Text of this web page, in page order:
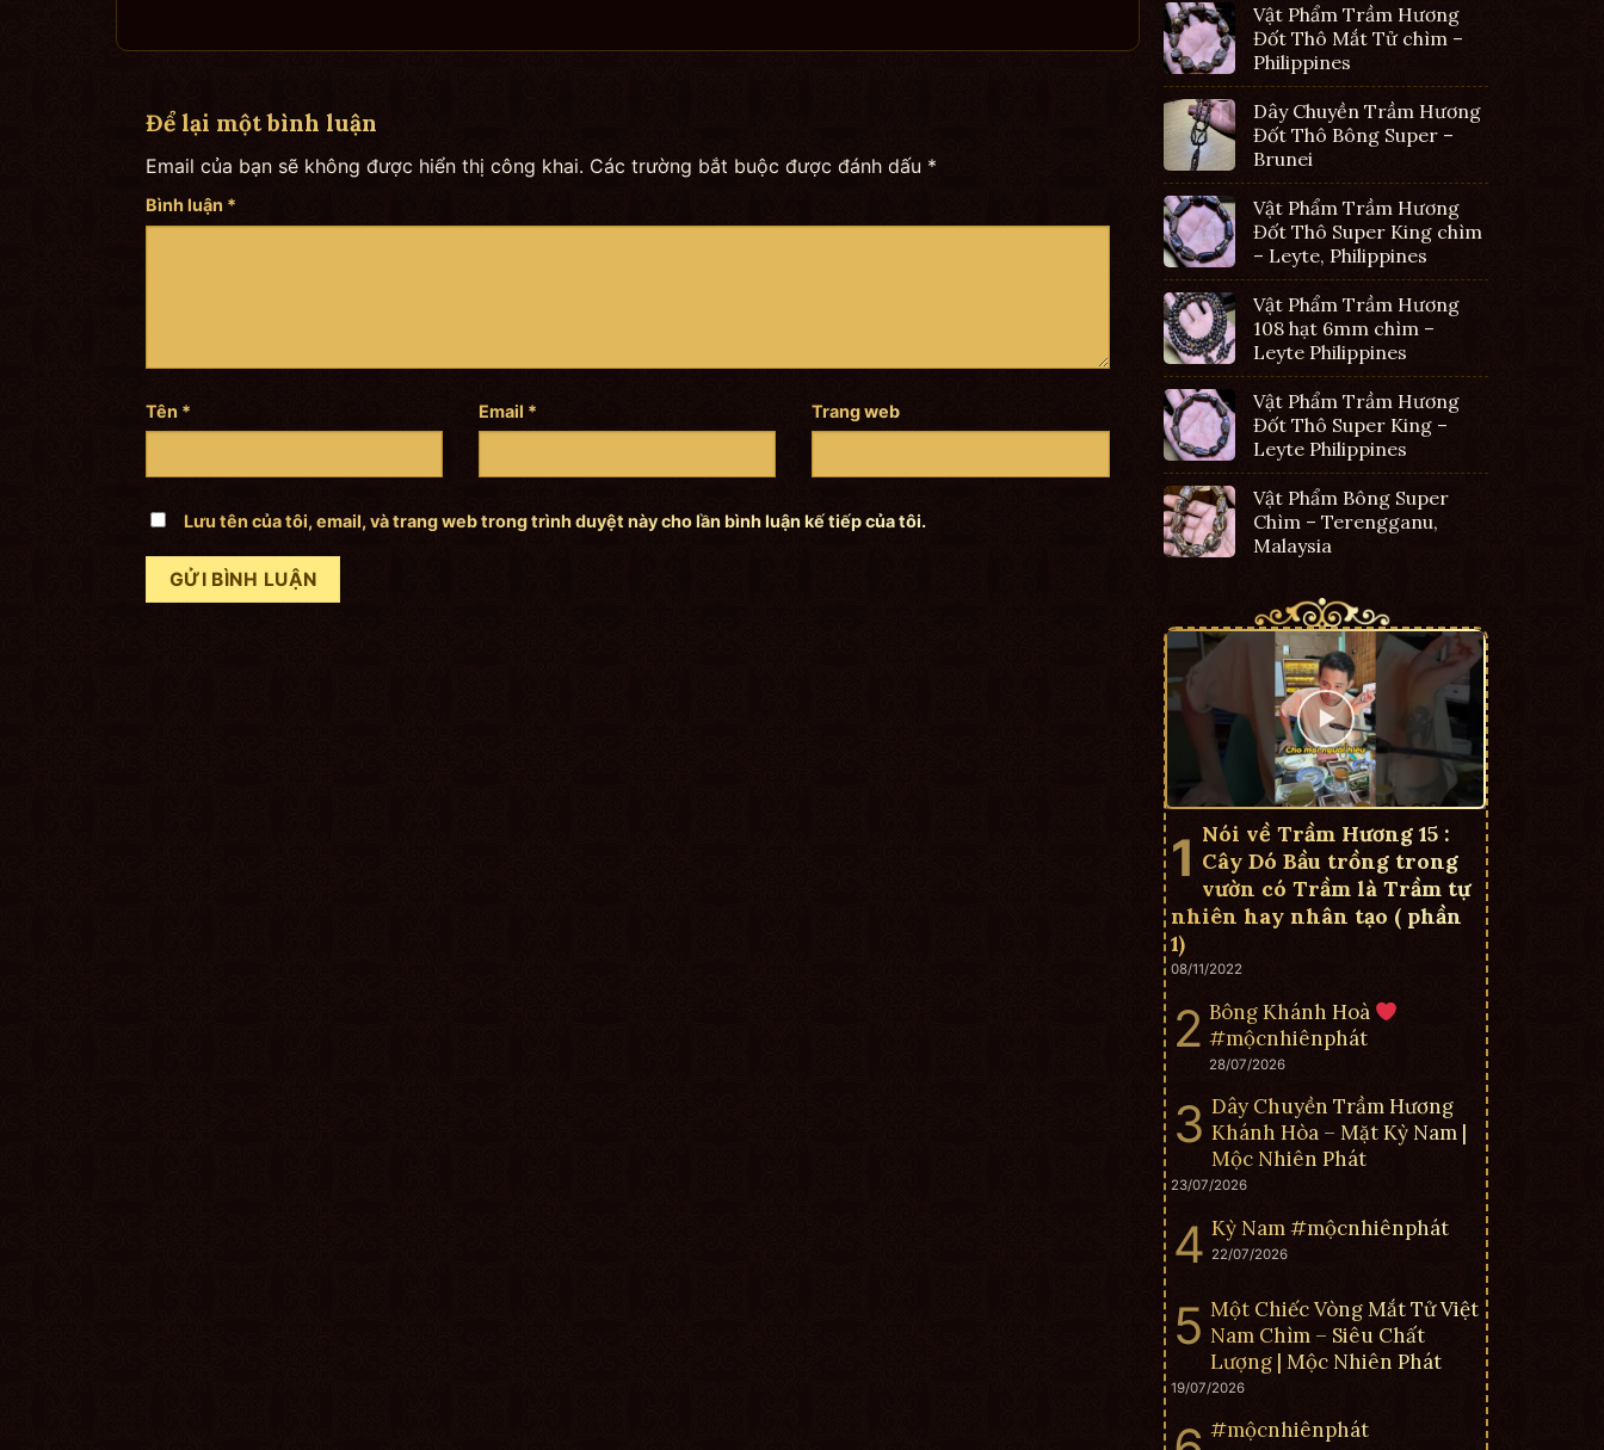
Để lại một bình luận
Email của bạn sẽ không được hiển thị công khai. Các trường bắt buộc được đánh dấu *
Bình luận *
Tên * Email * Trang web
Lưu tên của tôi, email, và trang web trong trình duyệt này cho lần bình luận kế tiếp của tôi.
Vật Phẩm Trầm Hương
Đốt Thô Mắt Tử chìm –
Philippines
Dây Chuyền Trầm Hương
Đốt Thô Bông Super –
Brunei
Vật Phẩm Trầm Hương
Đốt Thô Super King chìm
– Leyte, Philippines
Vật Phẩm Trầm Hương
108 hạt 6mm chìm –
Leyte Philippines
Vật Phẩm Trầm Hương
Đốt Thô Super King –
Leyte Philippines
Vật Phẩm Bông Super
Chìm – Terengganu,
Malaysia
Nói về Trầm Hương 15 :
Cây Dó Bầu trồng trong
vườn có Trầm là Trầm tự
nhiên hay nhân tạo ( phần
1)
08/11/2022
Bông Khánh Hoà
#mộcnhiênphát
28/07/2026
Dây Chuyền Trầm Hương
Khánh Hòa – Mặt Kỳ Nam |
Mộc Nhiên Phát
23/07/2026
Kỳ Nam #mộcnhiênphát
22/07/2026
Một Chiếc Vòng Mắt Tử Việt
Nam Chìm – Siêu Chất
Lượng | Mộc Nhiên Phát
19/07/2026
#mộcnhiênphát